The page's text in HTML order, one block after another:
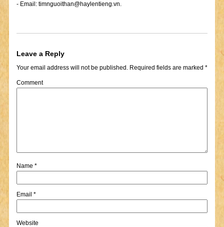
- Email: timnguoithan@haylentieng.vn.
Leave a Reply
Your email address will not be published.Required fields are marked *
Comment
Name *
Email *
Website